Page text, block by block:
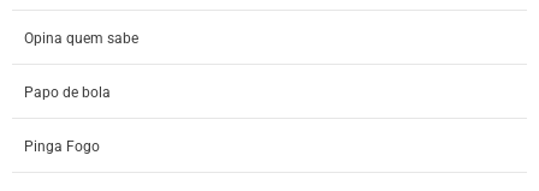
Opina quem sabe
Papo de bola
Pinga Fogo